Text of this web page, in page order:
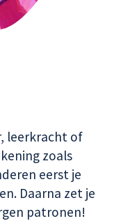
leerkracht of
zoals
eerst je
Daarna zet je
patronen!